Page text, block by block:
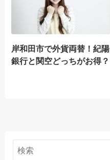
岸和田市で外貨両替！紀陽
銀行と関空どっちがお得？